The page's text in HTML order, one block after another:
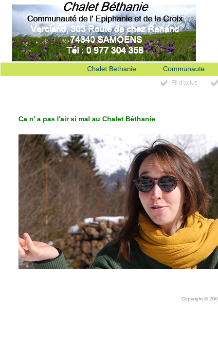
Chalet Bethanie Communaute
Fil d'actus
Ca n' a pas l'air si mal au Chalet Béthanie
Copyright ©